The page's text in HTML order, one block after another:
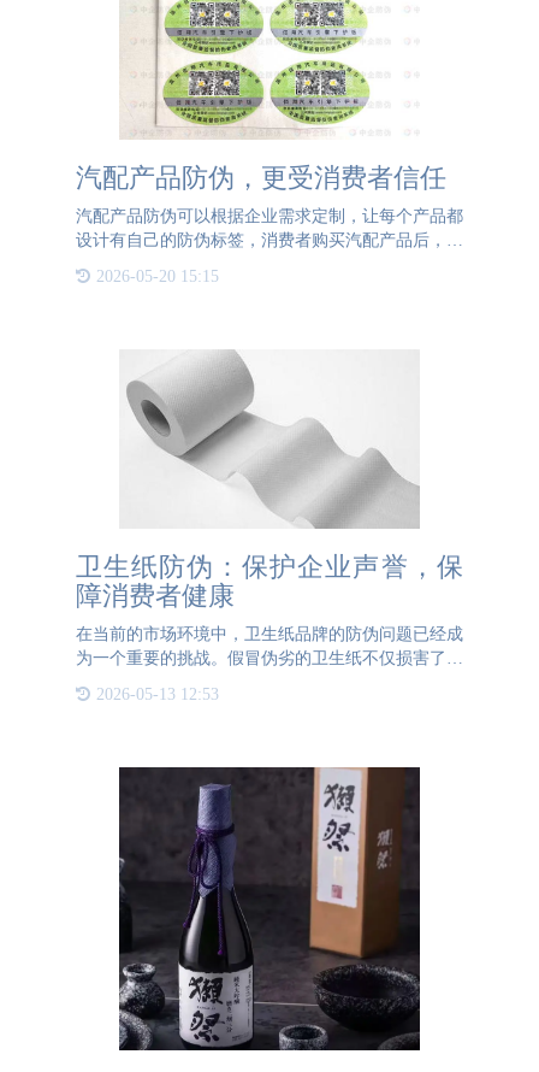
汽配产品防伪，更受消费者信任
汽配产品防伪可以根据企业需求定制，让每个产品都
设计有自己的防伪标签，消费者购买汽配产品后，手
机扫码即可查询产品真伪以及溯源信息，从生产到发
货的详细信息都有介绍。汽配产品防伪，保护消费者
2026-05-20 15:15
卫生纸防伪：保护企业声誉，保
障消费者健康
在当前的市场环境中，卫生纸品牌的防伪问题已经成
为一个重要的挑战。假冒伪劣的卫生纸不仅损害了企
业的声誉，还可能对消费者的健康造成潜在威胁。因
此，采取有效的防伪措施对于维护品牌信誉和保障消
2026-05-13 12:53